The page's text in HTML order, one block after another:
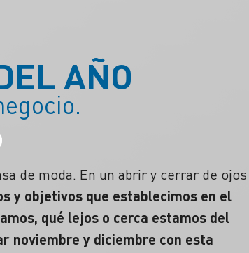
AÑO
de moda. En un abrir y cerrar de ojos
y objetivos que establecimos en el
qué lejos o cerca estamos del
noviembre y diciembre con esta